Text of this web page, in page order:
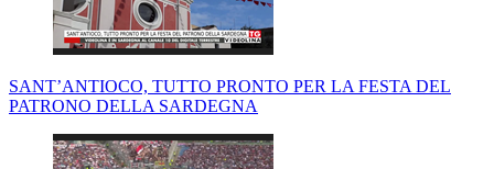
SANT’ANTIOCO, TUTTO PRONTO PER LA FESTA DEL
PATRONO DELLA SARDEGNA